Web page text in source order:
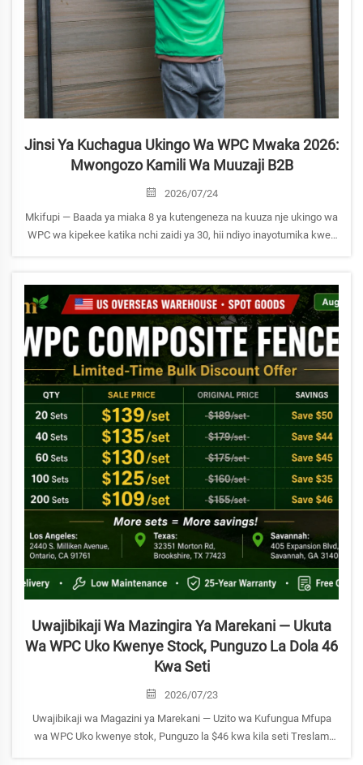
Jinsi Ya Kuchagua Ukingo Wa WPC Mwaka 2026:
Mwongozo Kamili Wa Muuzaji B2B
2026/07/24
Mkifupi — Baada ya miaka 8 ya kutengeneza na kuuza nje ukingo wa
WPC wa kipekee katika nchi zaidi ya 30, hii ndiyo inayotumika kweli
milimita 0.3 au zaidi, uhakikie CE/Intertek...
Uwajibikaji Wa Mazingira Ya Marekani — Ukuta
Wa WPC Uko Kwenye Stock, Punguzo La Dola 46
Kwa Seti
2026/07/23
Uwajibikaji wa Magazini ya Marekani — Uzito wa Kufungua Mfupa
wa WPC Uko kwenye stok, Punguzo la $46 kwa kila seti Treslam